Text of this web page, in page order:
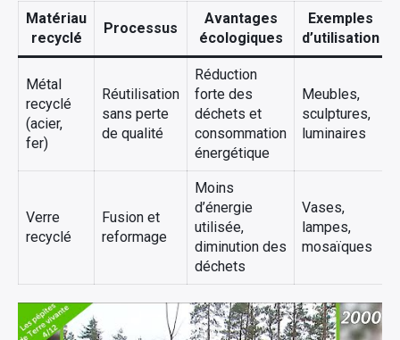
Matériau
recyclé
Processus
Avantages
écologiques
Exemples
d’utilisation
Métal
recyclé
(acier,
fer)
Réutilisation
sans perte
de qualité
Réduction
forte des
déchets et
consommation
énergétique
Meubles,
sculptures,
luminaires
Verre
recyclé
Fusion et
reformage
Moins
d’énergie
utilisée,
diminution des
déchets
Vases,
lampes,
mosaïques